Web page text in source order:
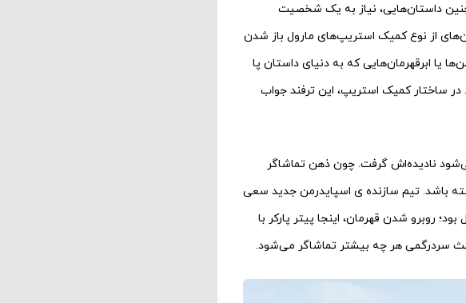
داستان‌هایی، نیاز به یک شخصیت
از نوع کمیک استریپ‌های مارول باز شدن
یا ابرقهرمان‌هایی که به دنیای داستان پا
در ساختار کمیک استریپ، این ترفند جواب
نادیده‌اش گرفت. چون ذهن تماشاگر
باشد. تیم سازند‌ه ی اسپایدرمن جدید سعی
روبرو شدن قهرمان، اینجا پیتر پارکر با
سردرگمی هر چه بیشتر تماشاگر می‌شود.